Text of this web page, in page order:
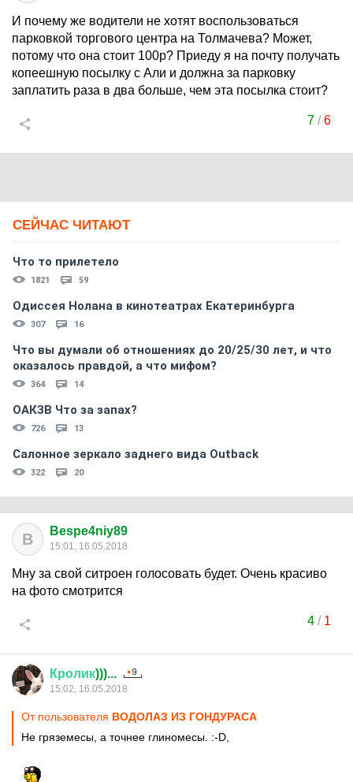
И почему же водители не хотят воспользоваться
парковкой торгового центра на Толмачева? Может,
потому что она стоит 100р? Приеду я на почту получать
копеешную посылку с Али и должна за парковку
заплатить раза в два больше, чем эта посылка стоит?
7/6
СЕЙЧАС ЧИТАЮТ
Что то прилетело
1821 59
Одиссея Нолана в кинотеатрах Екатеринбурга
307 16
Что вы думали об отношениях до 20/25/30 лет, и что
оказалось правдой, а что мифом?
364 14
ОАКЗВ Что за запах?
726 13
Салонное зеркало заднего вида Outback
322 20
B Bespe4niy89
15:01, 16.05.2018
Мну за свой ситроен голосовать будет. Очень красиво
на фото смотрится
4/ 1
Кролик)))...
15:02, 16.05.2018
От пользователя ВОДОЛАЗ ИЗ ГОНДУРАСА
Не гряземесы, а точнее глиномесы. :-D,